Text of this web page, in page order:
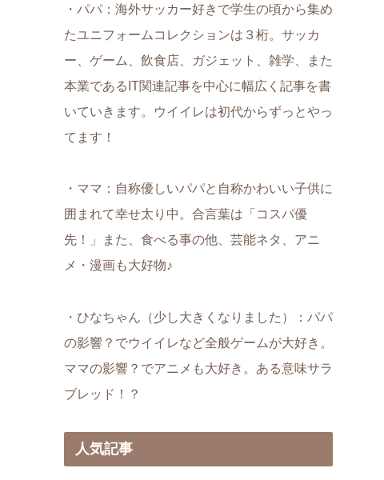
・パパ：海外サッカー好きで学生の頃から集め
たユニフォームコレクションは３桁。サッカ
ー、ゲーム、飲食店、ガジェット、雑学、また
本業であるIT関連記事を中心に幅広く記事を書
いていきます。ウイイレは初代からずっとやっ
てます！
・ママ：自称優しいパパと自称かわいい子供に
囲まれて幸せ太り中。合言葉は「コスパ優
先！」また、食べる事の他、芸能ネタ、アニ
メ・漫画も大好物♪
・ひなちゃん（少し大きくなりました）：パパ
の影響？でウイイレなど全般ゲームが大好き。
ママの影響？でアニメも大好き。ある意味サラ
ブレッド！？
人気記事